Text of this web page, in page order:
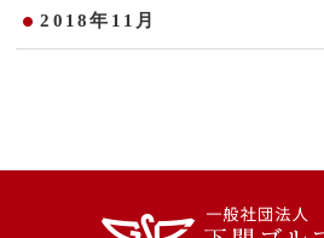
2018年11月